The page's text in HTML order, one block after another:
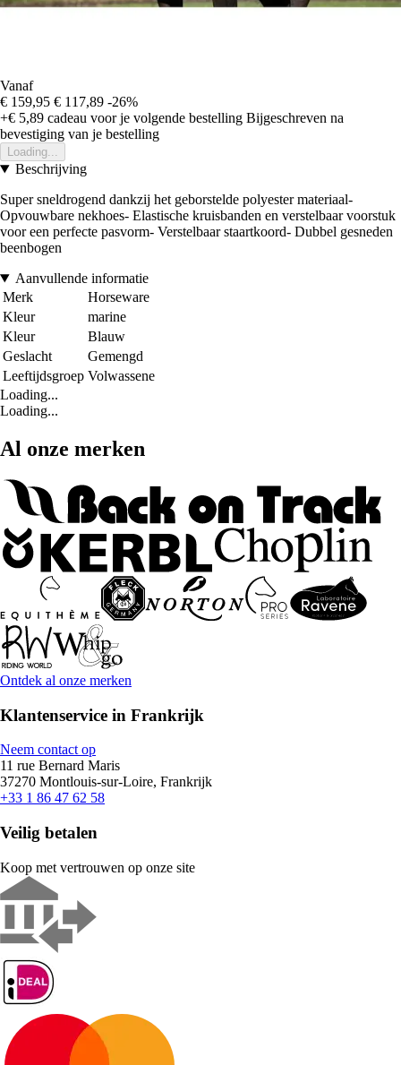
Vanaf
€ 159,95 € 117,89 -26%
+€ 5,89 cadeau voor je volgende bestelling Bijgeschreven na
bevestiging van je bestelling
Loading...
Beschrijving
Super sneldrogend dankzij het geborstelde polyester materiaal-
Opvouwbare nekhoes- Elastische kruisbanden en verstelbaar voorstuk
voor een perfecte pasvorm- Verstelbaar staartkoord- Dubbel gesneden
beenbogen
Aanvullende informatie
Merk
Horseware
Kleur
marine
Kleur
Blauw
Geslacht
Gemengd
Leeftijdsgroep Volwassene
Loading...
Loading...
Al onze merken
Ontdek al onze merken
Klantenservice in Frankrijk
Neem contact op
11 rue Bernard Maris
37270 Montlouis-sur-Loire, Frankrijk
+33 1 86 47 62 58
Veilig betalen
Koop met vertrouwen op onze site